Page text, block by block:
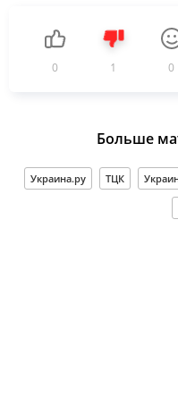
0 1 0
Больше
Украина.ру ТЦК